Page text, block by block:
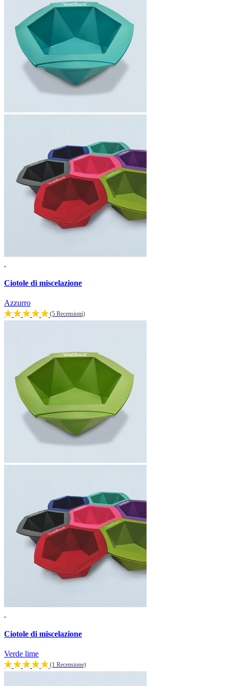
Ciotole di miscelazione
Azzurro
(5 Recensioni)
Ciotole di miscelazione
Verde lime
(1 Recensione)